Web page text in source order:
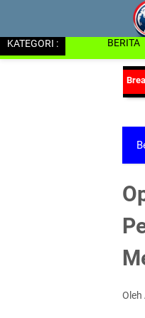
KATEGORI : BERITA
Oleh